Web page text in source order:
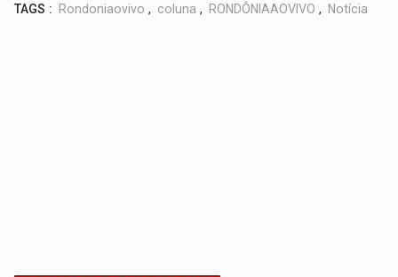
TAGS : Rondoniaovivo , coluna , RONDÔNIAAOVIVO , Notícia